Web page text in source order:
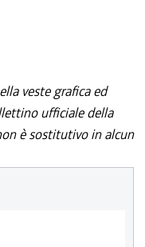
veste grafica ed
ufficiale della
è sostitutivo in alcun